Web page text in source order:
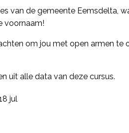
van de gemeente Eemsdelta,
voornaam!
om jou met open armen te
uit alle data van deze cursus.
jul